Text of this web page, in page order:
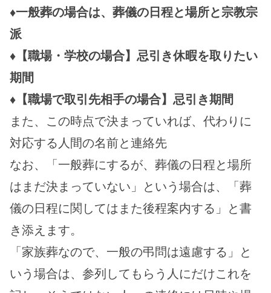
♦一般葬の場合は、葬儀の日程と場所と宗教宗
派
♦【職場・学校の場合】忌引き休暇を取りたい
期間
♦【職場で取引先相手の場合】忌引き期間
また、この時点で決まっていれば、代わりに
対応する人間の名前と連絡先
なお、「一般葬にするが、葬儀の日程と場所
はまだ決まっていない」という場合は、「葬
儀の日程に関してはまた後程案内する」と書
き添えます。
「家族葬なので、一般の弔問は遠慮する」と
いう場合は、参列してもらう人にだけこれを